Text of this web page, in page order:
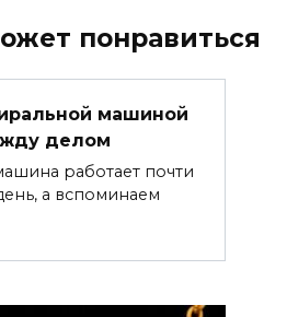
понравиться
машиной
делом
работает почти
а вспоминаем